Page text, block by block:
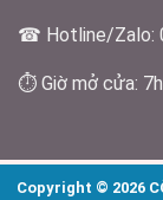
☎ Hotline/Zalo:
⏱ Giờ mở cửa:
Copyright © 2026